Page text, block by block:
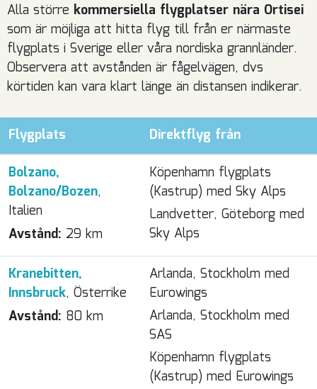
Alla större kommersiella flygplatser nära Ortisei
som är möjliga att hitta flyg till från er närmaste
flygplats i Sverige eller våra nordiska grannländer.
Observera att avstånden är fågelvägen, dvs
körtiden kan vara klart länge än distansen indikerar.
Flygplats
Direktflyg från
Bolzano,
Bolzano/Bozen,
Italien
Avstånd: 29 km
Köpenhamn flygplats
(Kastrup) med Sky Alps
Landvetter, Göteborg med
Sky Alps
Kranebitten,
Innsbruck, Österrike
Avstånd: 80 km
Arlanda, Stockholm med
Eurowings
Arlanda, Stockholm med
SAS
Köpenhamn flygplats
(Kastrup) med Eurowings